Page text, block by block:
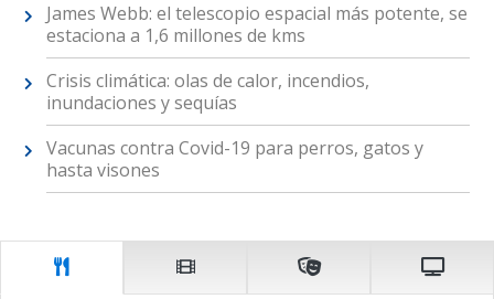
James Webb: el telescopio espacial más potente, se
estaciona a 1,6 millones de kms
Crisis climática: olas de calor, incendios,
inundaciones y sequías
Vacunas contra Covid-19 para perros, gatos y
hasta visones